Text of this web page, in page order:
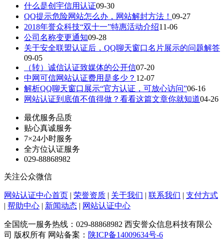
什么是创宇信用认证09-30
QQ提示危险网站怎么办，网站解封方法！ 09-27
2018年誉众科技“双十一”特惠活动介绍11-06
公司名称变更通知09-28
关于安全联盟认证后，QQ聊天窗口名片展示的问题解答
09-05
（转）诚信认证致媒体的公开信07-20
中网可信网站认证费用是多少？ 12-07
解析QQ聊天窗口展示“官方认证，可放心访问”06-16
网站认证到底值不值得做？看看这篇文章你就知道04-26
最优服务品质
贴心真诚服务
7×24小时服务
全方位认证服务
029-88868982
关注公众微信
网站认证中心首页 | 荣誉资质 | 关于我们 | 联系我们 | 支付方式
| 帮助中心 | 新闻动态 | 网站认证中心
全国统一服务热线：029-88868982 西安誉众信息科技有限公
司 版权所有 网站备案： 陕ICP备14009634号-6